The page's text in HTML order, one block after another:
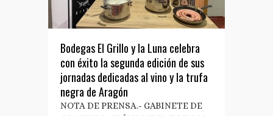
Bodegas El Grillo y la Luna celebra
con éxito la segunda edición de sus
jornadas dedicadas al vino y la trufa
negra de Aragón
NOTA DE PRENSA.- GABINETE DE